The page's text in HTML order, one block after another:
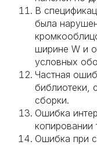
В
была
ширине W и
условных
Частная
библиотеки,
сборки.
Ошибка
копировании
Ошибка при